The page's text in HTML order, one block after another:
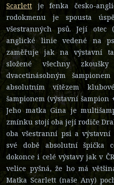
Scarlettje fenka česko-
rodokmenu je spousta
všestranných psů. Její
anglické linie vedené na
zaměřuje jak na výstavní
složené všechny
dvacetinásobným
absolutním vítězem
šampionem (výstavní šampion
Jeho matka Gina je
zmínku stojí oba její rodiče
oba všestranní psi a
své době absolutní špička
dokonce i celé výstavy jak v
velice pyšná, že ho má
Matka Scarlett (naše Any)